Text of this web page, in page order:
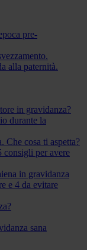
pre-
alla paternità.
in gravidanza?
durante la
Che cosa ti aspetta?
consigli per avere
in gravidanza
e 4 da evitare
sana